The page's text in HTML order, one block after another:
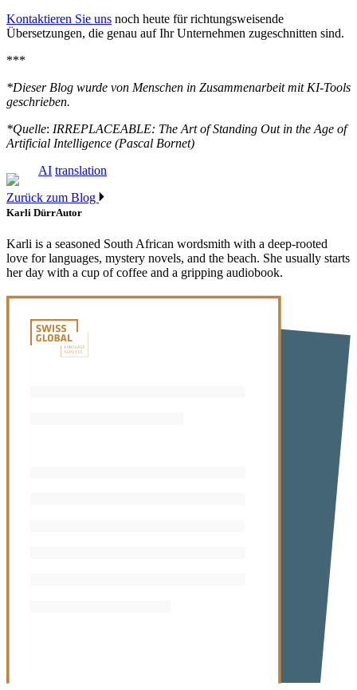
Kontaktieren Sie uns noch heute für richtungsweisende
Übersetzungen, die genau auf Ihr Unternehmen zugeschnitten sind.
***
*Dieser Blog wurde von Menschen in Zusammenarbeit mit KI-Tools
geschrieben.
*Quelle: IRREPLACEABLE: The Art of Standing Out in the Age of
Artificial Intelligence (Pascal Bornet)
AI translation
Zurück zum Blog
Karli DürrAutor
Karli is a seasoned South African wordsmith with a deep-rooted
love for languages, mystery novels, and the beach. She usually starts
her day with a cup of coffee and a gripping audiobook.